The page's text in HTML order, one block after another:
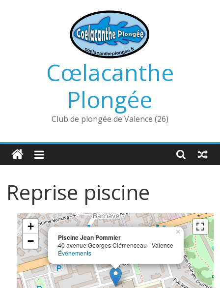
Cœlacanthe
Plongée
Club de plongée de Valence (26)
Reprise piscine
Piscine Jean Pommier
40 avenue Georges Clémenceau - Valence
Événements
×
+
−